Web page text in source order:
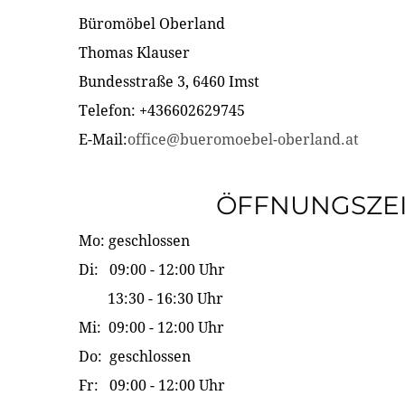
Büromöbel Oberland
Thomas Klauser
Bundesstraße 3, 6460 Imst
Telefon: +436602629745
E-Mail:office@bueromoebel-oberland.at
Mo: geschlossen
Di: 09:00 - 12:00 Uhr
13:30 - 16:30 Uhr
Mi: 09:00 - 12:00 Uhr
Do: geschlossen
Fr: 09:00 - 12:00 Uhr